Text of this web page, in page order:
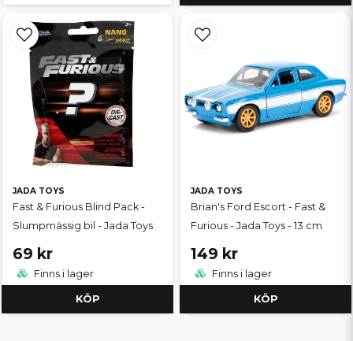
JADA TOYS
Fast & Furious Blind Pack -
Slumpmässig bil - Jada Toys
69 kr
Finns i lager
KÖP
JADA TOYS
Brian's Ford Escort - Fast &
Furious - Jada Toys - 13 cm
149 kr
Finns i lager
KÖP